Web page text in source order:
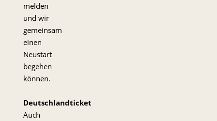
melden
und wir
gemeinsam
einen
Neustart
begehen
können.
Deutschlandticket
Auch